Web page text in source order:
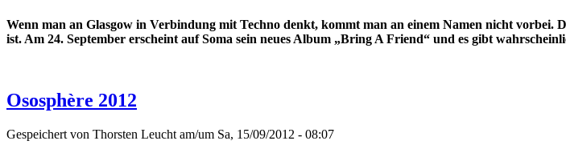
Wenn man an Glasgow in Verbindung mit Techno denkt, kommt man an einem Namen nicht vorbei.
ist. Am 24. September erscheint auf Soma sein neues Album „Bring A Friend“ und es gibt
Ososphère 2012
Gespeichert von Thorsten Leucht am/um Sa, 15/09/2012 - 08:07